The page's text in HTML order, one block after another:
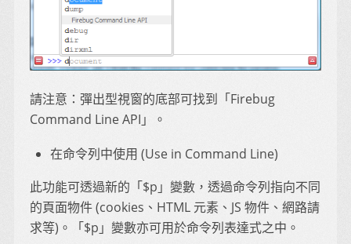
請注意：彈出型視窗的底部可找到「Firebug
Command Line API」。
在命令列中使用 (Use in Command Line)
此功能可透過新的「$p」變數，透過命令列指向不同
的頁面物件 (cookies、HTML 元素、JS 物件、網路請
求等)。「$p」變數亦可用於命令列表達式之中。